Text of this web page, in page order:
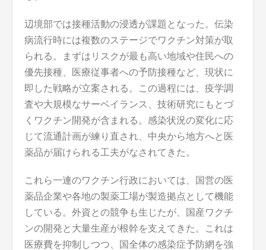
辺境部では接種活動の浸透が課題となった。伝染
病流行時には複数のステージでワクチン対策が取
られる。まずはリスクが最も高い地域や住民への
優先接種、医療従事者への予防接種など、現状に
即した戦略が立案される。この過程には、疫学調
査や大規模なサーベイランス、技術研究にもとづ
くワクチン開発が含まれる。感染状況の変化に応
じて流通計画が練り直され、中央から地方へと医
薬品が届けられる工夫がなされてきた。
これら一連のワクチン行政においては、国営の医
薬品企業や各地の製薬工場が製造拠点として機能
している。外資との競争も生じたが、国産ワクチ
ンの開発と大量生産が根幹を支えてきた。これは
医療費を抑制しつつ、国全体の感染症予防網を強